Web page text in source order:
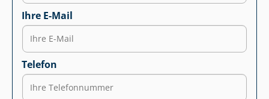
Ihre E-Mail
Telefon